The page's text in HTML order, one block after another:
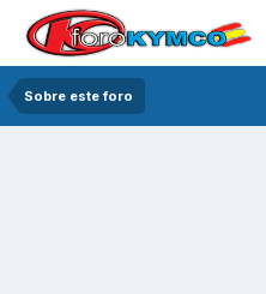
Sobre este foro